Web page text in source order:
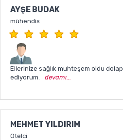
AYŞE BUDAK
mühendis
Ellerinize sağlık muhteşem oldu
ediyorum.
devamı...
MEHMET YILDIRIM
Otelci